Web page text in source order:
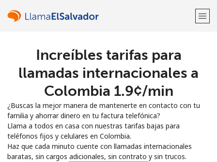
¡Bienvenido!
Regístrate con
Increíbles tarifas para
llamadas internacionales a
Colombia ⁦1.9¢⁩/min
¿Buscas la mejor manera de mantenerte en contacto con tu
familia y ahorrar dinero en tu factura telefónica?
Llama a todos en casa con nuestras tarifas bajas para
teléfonos fijos y celulares en Colombia.
Haz que cada minuto cuente con llamadas internacionales
baratas, sin cargos adicionales, sin contrato y sin trucos.